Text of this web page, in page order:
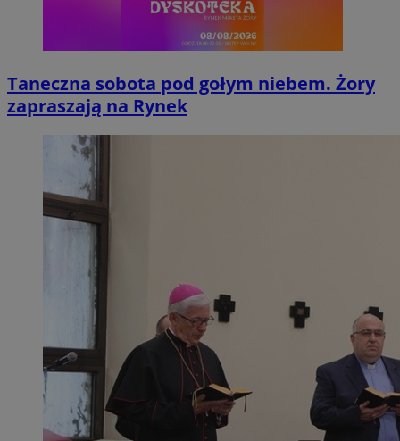
Taneczna sobota pod gołym niebem. Żory
zapraszają na Rynek